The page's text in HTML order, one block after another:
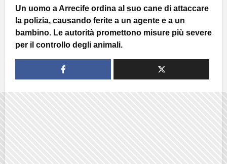
Un uomo a Arrecife ordina al suo cane di attaccare
la polizia, causando ferite a un agente e a un
bambino. Le autorità promettono misure più severe
per il controllo degli animali.